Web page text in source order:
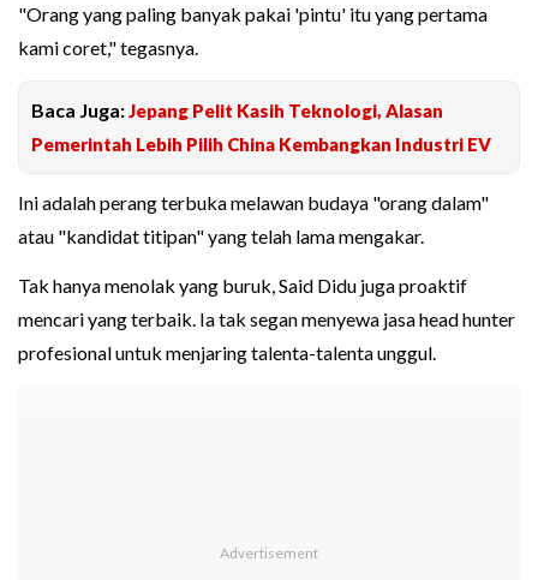
"Orang yang paling banyak pakai 'pintu' itu yang pertama
kami coret," tegasnya.
Baca Juga: Jepang Pelit Kasih Teknologi, Alasan
Pemerintah Lebih Pilih China Kembangkan Industri EV
Ini adalah perang terbuka melawan budaya "orang dalam"
atau "kandidat titipan" yang telah lama mengakar.
Tak hanya menolak yang buruk, Said Didu juga proaktif
mencari yang terbaik. Ia tak segan menyewa jasa head hunter
profesional untuk menjaring talenta-talenta unggul.